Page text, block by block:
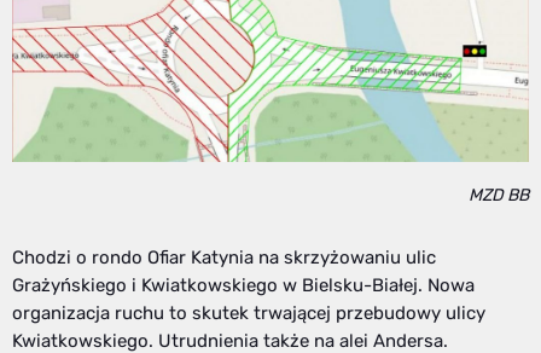
MZD BB
Chodzi o rondo Ofiar Katynia na skrzyżowaniu ulic
Grażyńskiego i Kwiatkowskiego w Bielsku-Białej. Nowa
organizacja ruchu to skutek trwającej przebudowy ulicy
Kwiatkowskiego. Utrudnienia także na alei Andersa.